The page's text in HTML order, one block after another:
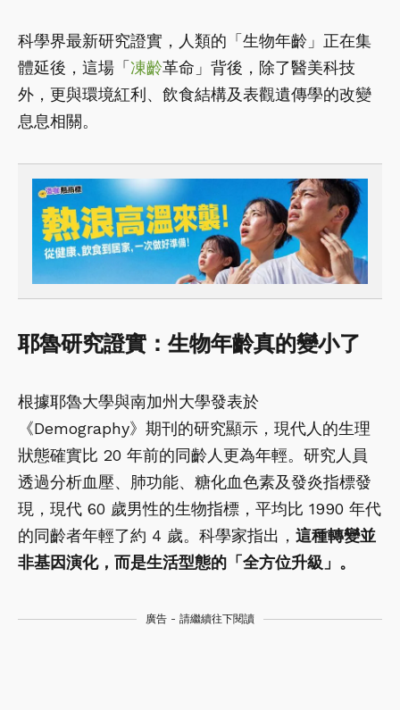
科學界最新研究證實，人類的「生物年齡」正在集
體延後，這場「 凍齡革命」背後，除了醫美科技
外，更與環境紅利、飲食結構及表觀遺傳學的改變
息息相關。
耶魯研究證實：生物年齡真的變小了
根據耶魯大學與南加州大學發表於
《Demography》期刊的研究顯示，現代人的生理
狀態確實比 20 年前的同齡人更為年輕。研究人員
透過分析血壓、肺功能、糖化血色素及發炎指標發
現，現代 60 歲男性的生物指標，平均比 1990 年代
的同齡者年輕了約 4 歲。科學家指出， 這種轉變並
非基因演化，而是生活型態的「全方位升級」。
廣告 - 請繼續往下閱讀